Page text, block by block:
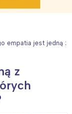
empatia jest jedną
z